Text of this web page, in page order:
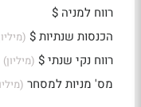
רווח למניה $
הכנסות שנתיות $
רווח נקי שנתי $ (מיליון)
מס' מניות למסחר